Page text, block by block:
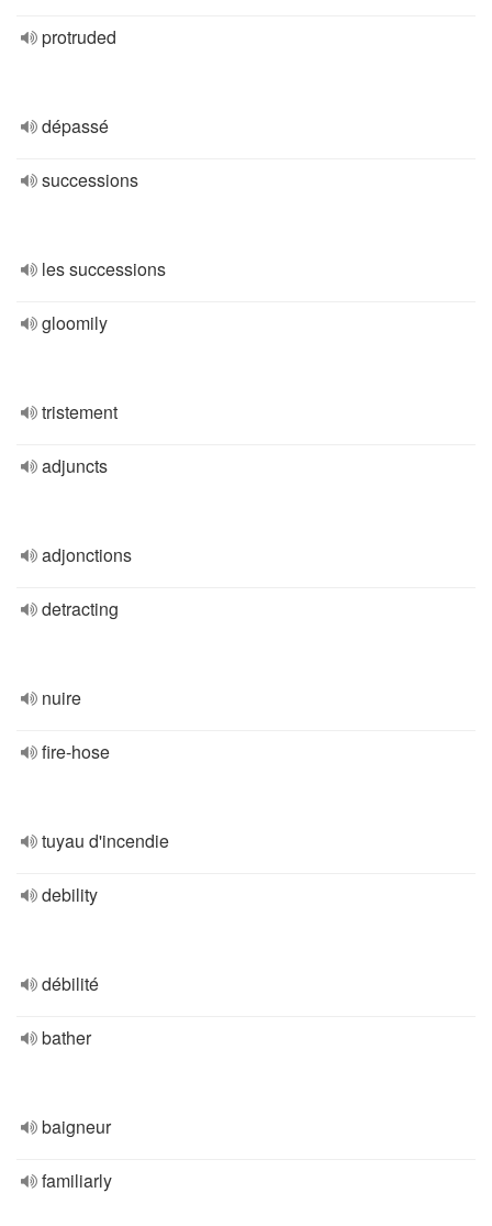
protruded
dépassé
successions
les successions
gloomily
tristement
adjuncts
adjonctions
detracting
nuire
fire-hose
tuyau d'incendie
debility
débilité
bather
baigneur
familiarly